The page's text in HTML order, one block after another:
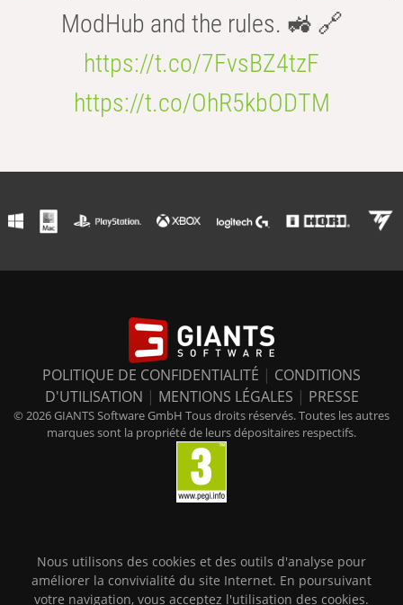
ModHub and the rules. 🚜 🔗
https://t.co/7FvsBZ4tzF
https://t.co/OhR5kbODTM
POLITIQUE DE CONFIDENTIALITÉ | CONDITIONS
D'UTILISATION | MENTIONS LÉGALES | PRESSE
© 2026 GIANTS Software GmbH Tous droits réservés. Toutes les autres
marques sont la propriété de leurs dépositaires respectifs.
Nous utilisons des cookies et des outils d'analyse pour
améliorer la convivialité du site Internet. En poursuivant
votre navigation, vous acceptez l'utilisation des cookies.